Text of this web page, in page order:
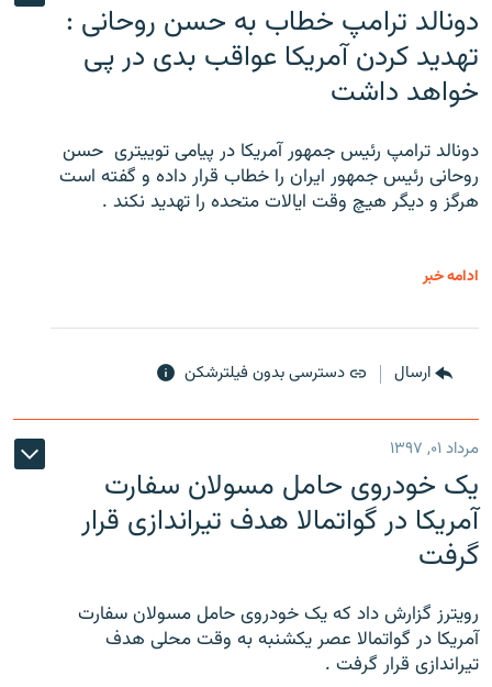
دونالد ترامپ خطاب به حسن روحانی :
تهدید کردن آمریکا عواقب بدی در پی
خواهد داشت
دونالد ترامپ رئیس جمهور آمریکا در پیامی توییتری ‌ حسن
روحانی رئیس جمهور ایران را خطاب قرار داده و گفته است
هرگز و دیگر هیچ وقت ایالات متحده را تهدید نکند .
ادامه خبر
ارسال دسترسی بدون فیلترشکن
مرداد ۰۱, ۱۳۹۷
یک خودروی حامل مسولان سفارت
آمریکا در گواتمالا هدف تیراندازی قرار
گرفت
رویترز گزارش داد که یک خودروی حامل مسولان سفارت
آمریکا در گواتمالا عصر یکشنبه به وقت محلی هدف
تیراندازی قرار گرفت .